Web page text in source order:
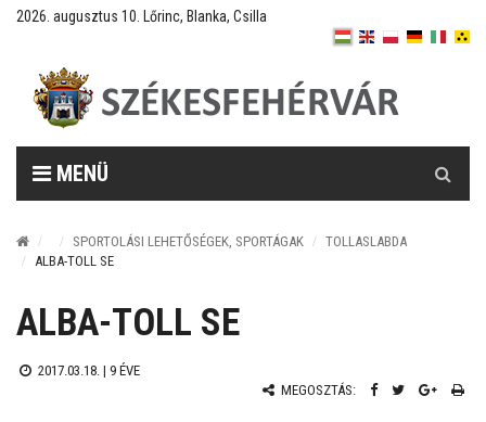
2026. augusztus 10. Lőrinc, Blanka, Csilla
MENÜ
SPORTOLÁSI LEHETŐSÉGEK, SPORTÁGAK
TOLLASLABDA
ALBA-TOLL SE
ALBA-TOLL SE
2017.03.18. | 9 ÉVE
MEGOSZTÁS: